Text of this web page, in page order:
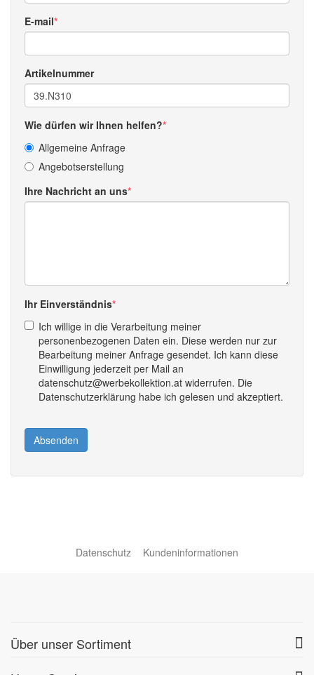
E-mail
Artikelnummer
Wie dürfen wir Ihnen helfen?
Allgemeine Anfrage
Angebotserstellung
Ihre Nachricht an uns
Ihr Einverständnis
Ich willige in die Verarbeitung meiner
personenbezogenen Daten ein. Diese werden nur zur
Bearbeitung meiner Anfrage gesendet. Ich kann diese
Einwilligung jederzeit per Mail an
datenschutz@werbekollektion.at widerrufen. Die
Datenschutzerklärung habe ich gelesen und akzeptiert.
Absenden
Datenschutz Kundeninformationen
Über unser Sortiment